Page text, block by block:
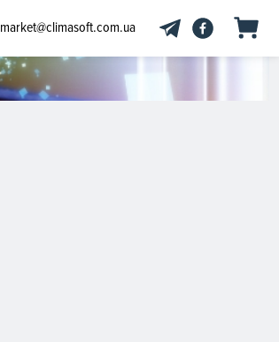
market@climasoft.com.ua